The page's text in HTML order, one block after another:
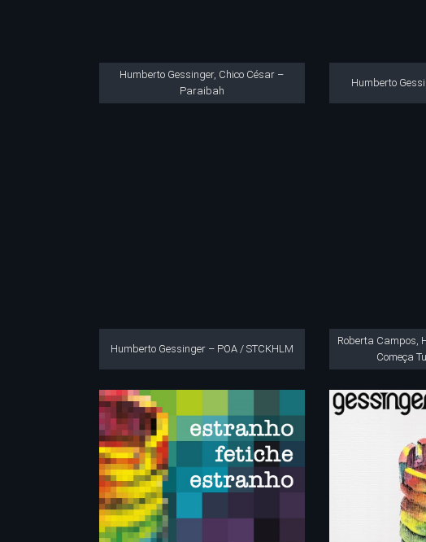
Humberto Gessinger, Chico César –
Paraibah
Humberto
Humberto Gessinger – POA / STCKHLM
Roberta Campos,
Começa